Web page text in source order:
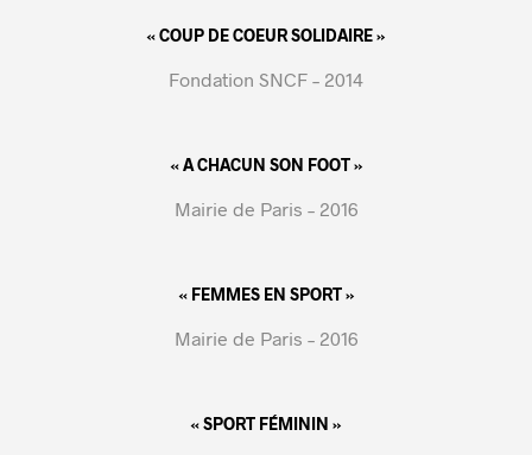
« COUP DE COEUR SOLIDAIRE »
Fondation SNCF – 2014
« A CHACUN SON FOOT »
Mairie de Paris – 2016
« FEMMES EN SPORT »
Mairie de Paris – 2016
« SPORT FÉMININ »